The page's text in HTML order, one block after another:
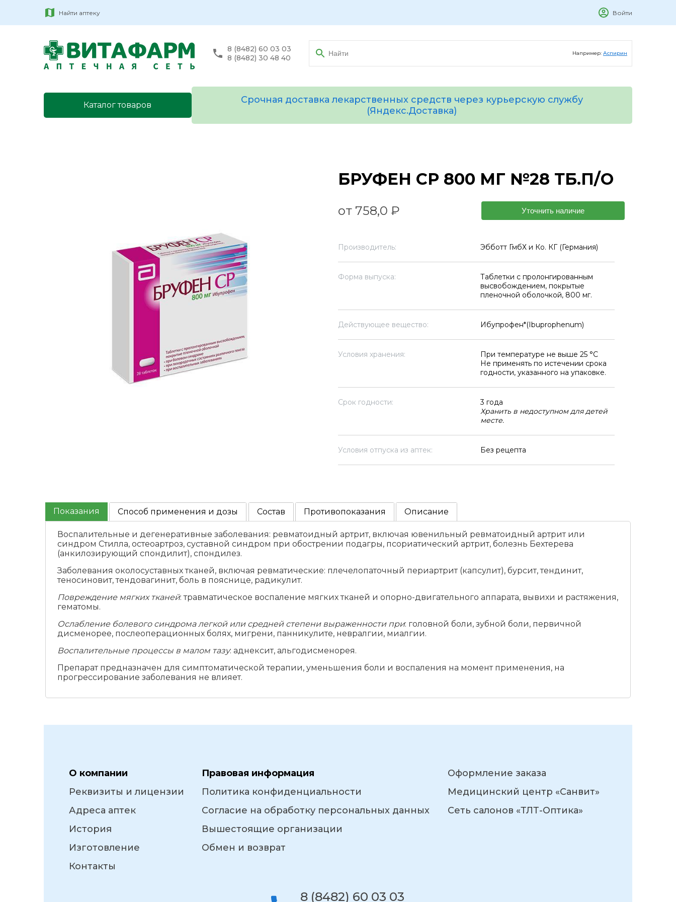
Найти аптеку Войти
8 (8482) 60 03 03
8 (8482) 30 48 40
Например: Аспирин
Каталог товаров
Срочная доставка лекарственных средств через курьерскую службу
(Яндекс.Доставка)
БРУФЕН СР 800 МГ №28 ТБ.П/О
от 758,0 ₽ Уточнить наличие
Производитель: Эбботт ГмбХ и Ко. КГ (Германия)
Форма выпуска:
Таблетки с пролонгированным
высвобождением, покрытые
пленочной оболочкой, 800 мг.
Действующее вещество: Ибупрофен*(Ibuprophenum)
Условия хранения:
При температуре не выше 25 °C
Не применять по истечении срока
годности, указанного на упаковке.
Срок годности:
3 года
Хранить в недоступном для детей
месте.
Условия отпуска из аптек: Без рецепта
Показания Способ применения и дозы Состав Противопоказания Описание
Воспалительные и дегенеративные заболевания: ревматоидный артрит, включая ювенильный ревматоидный артрит или
синдром Стилла, остеоартроз, суставной синдром при обострении подагры, псориатический артрит, болезнь Бехтерева
(анкилозирующий спондилит), спондилез.
Заболевания околосуставных тканей, включая ревматические: плечелопаточный периартрит (капсулит), бурсит, тендинит,
теносиновит, тендовагинит, боль в пояснице, радикулит.
Повреждение мягких тканей: травматическое воспаление мягких тканей и опорно-двигательного аппарата, вывихи и растяжения,
гематомы.
Ослабление болевого синдрома легкой или средней степени выраженности при: головной боли, зубной боли, первичной
дисменорее, послеоперационных болях, мигрени, панникулите, невралгии, миалгии.
Воспалительные процессы в малом тазу: аднексит, альгодисменорея.
Препарат предназначен для симптоматической терапии, уменьшения боли и воспаления на момент применения, на
прогрессирование заболевания не влияет.
О компании
Реквизиты и лицензии
Адреса аптек
История
Изготовление
Контакты
Правовая информация
Политика конфиденциальности
Согласие на обработку персональных данных
Вышестоящие организации
Обмен и возврат
Оформление заказа
Медицинский центр «Санвит»
Сеть салонов «ТЛТ-Оптика»
8 (8482) 60 03 03